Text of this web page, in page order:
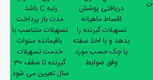
دریافتی پوشش
اقساط ماهیانه
تسهیلات گیرنده را
بدهد و با اخذ سفته
یا چک حسب مورد
وفق ضوابط
رتبه C باشد.
مدت باز پرداخت
تسهیلات متناسب با
باقیمانده سنوات
خدمت تسهیلات
گیرنده تا سقف 30
سال تعیین می شود.